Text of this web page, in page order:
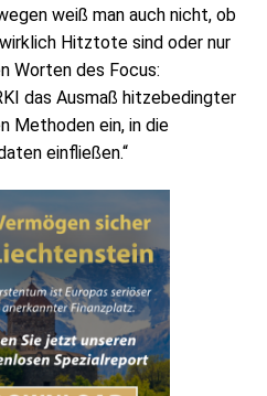
weiß man auch nicht, ob
Hitztote sind oder nur
Worten des Focus:
das Ausmaß hitzebedingter
Methoden ein, in die
einfließen.“